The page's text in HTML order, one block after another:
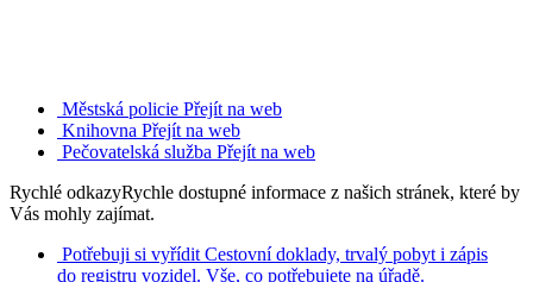
Městská policie Přejít na web
Knihovna Přejít na web
Pečovatelská služba Přejít na web
Rychlé odkazyRychle dostupné informace z našich stránek, které by
Vás mohly zajímat.
Potřebuji si vyřídit Cestovní doklady, trvalý pobyt i zápis
do registru vozidel. Vše, co potřebujete na úřadě.